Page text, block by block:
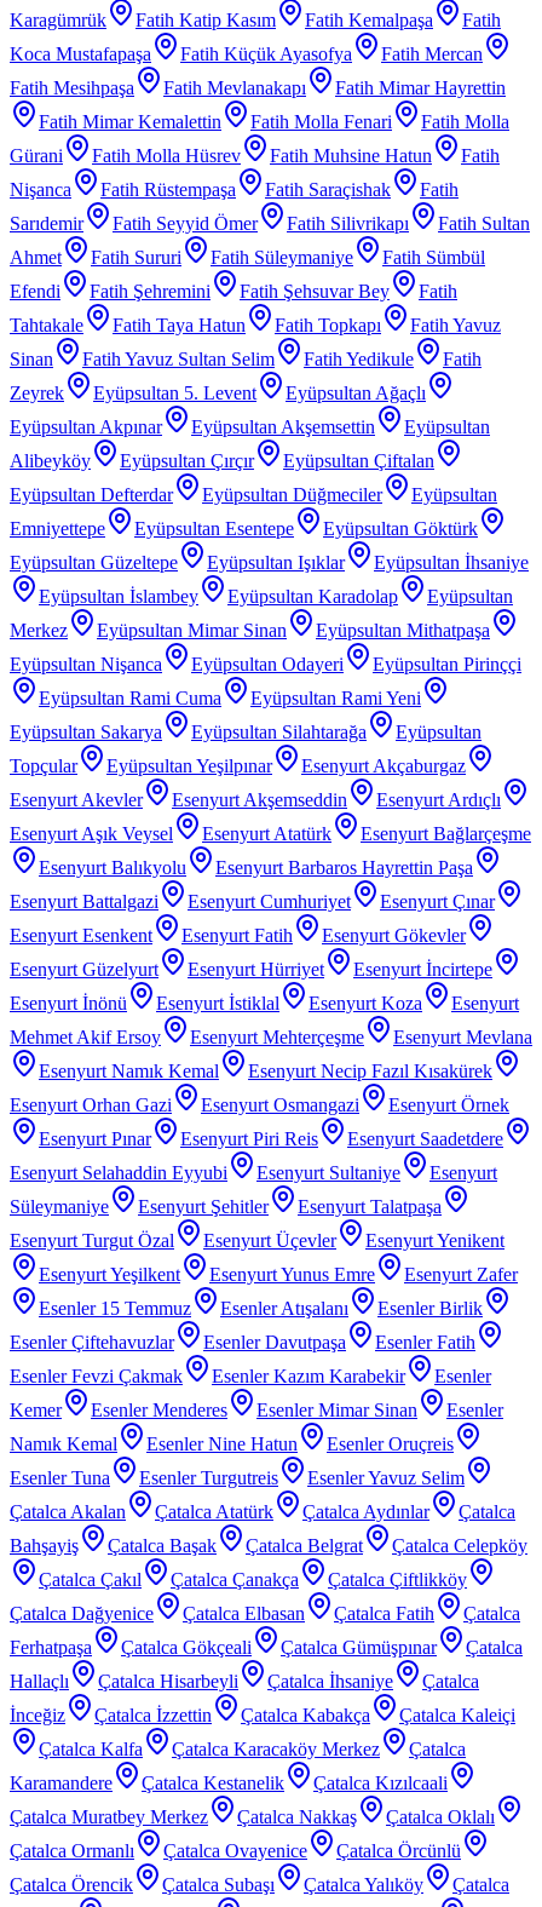
Karagümrük Fatih Katip Kasım Fatih Kemalpaşa
Fatih
Koca Mustafapaşa
Fatih Küçük Ayasofya
Fatih Mercan
Fatih Mesihpaşa
Fatih Mevlanakapı
Fatih Mimar Hayrettin
Fatih Mimar Kemalettin
Fatih Molla Fenari
Fatih Molla
Gürani
Fatih Molla Hüsrev Fatih Muhsine Hatun
Fatih
Nişanca
Fatih Rüstempaşa Fatih Saraçishak
Fatih
Sarıdemir
Fatih Seyyid Ömer Fatih Silivrikapı
Fatih Sultan
Ahmet
Fatih Sururi Fatih Süleymaniye
Fatih Sümbül
Efendi
Fatih Şehremini Fatih Şehsuvar Bey
Fatih
Tahtakale
Fatih Taya Hatun Fatih Topkapı
Fatih Yavuz
Sinan
Fatih Yavuz Sultan Selim Fatih Yedikule
Fatih
Zeyrek
Eyüpsultan 5. Levent
Eyüpsultan Ağaçlı
Eyüpsultan Akpınar
Eyüpsultan Akşemsettin
Eyüpsultan
Alibeyköy
Eyüpsultan Çırçır
Eyüpsultan Çiftalan
Eyüpsultan Defterdar
Eyüpsultan Düğmeciler
Eyüpsultan
Emniyettepe
Eyüpsultan Esentepe
Eyüpsultan Göktürk
Eyüpsultan Güzeltepe
Eyüpsultan Işıklar
Eyüpsultan İhsaniye
Eyüpsultan İslambey
Eyüpsultan Karadolap
Eyüpsultan
Merkez
Eyüpsultan Mimar Sinan
Eyüpsultan Mithatpaşa
Eyüpsultan Nişanca
Eyüpsultan Odayeri
Eyüpsultan Pirinççi
Eyüpsultan Rami Cuma
Eyüpsultan Rami Yeni
Eyüpsultan Sakarya
Eyüpsultan Silahtarağa
Eyüpsultan
Topçular
Eyüpsultan Yeşilpınar
Esenyurt Akçaburgaz
Esenyurt Akevler
Esenyurt Akşemseddin
Esenyurt Ardıçlı
Esenyurt Aşık Veysel
Esenyurt Atatürk
Esenyurt Bağlarçeşme
Esenyurt Balıkyolu
Esenyurt Barbaros Hayrettin Paşa
Esenyurt Battalgazi
Esenyurt Cumhuriyet
Esenyurt Çınar
Esenyurt Esenkent
Esenyurt Fatih
Esenyurt Gökevler
Esenyurt Güzelyurt
Esenyurt Hürriyet
Esenyurt İncirtepe
Esenyurt İnönü
Esenyurt İstiklal Esenyurt Koza
Esenyurt
Mehmet Akif Ersoy
Esenyurt Mehterçeşme
Esenyurt Mevlana
Esenyurt Namık Kemal
Esenyurt Necip Fazıl Kısakürek
Esenyurt Orhan Gazi
Esenyurt Osmangazi
Esenyurt Örnek
Esenyurt Pınar
Esenyurt Piri Reis
Esenyurt Saadetdere
Esenyurt Selahaddin Eyyubi
Esenyurt Sultaniye
Esenyurt
Süleymaniye
Esenyurt Şehitler
Esenyurt Talatpaşa
Esenyurt Turgut Özal
Esenyurt Üçevler
Esenyurt Yenikent
Esenyurt Yeşilkent
Esenyurt Yunus Emre
Esenyurt Zafer
Esenler 15 Temmuz
Esenler Atışalanı
Esenler Birlik
Esenler Çiftehavuzlar
Esenler Davutpaşa
Esenler Fatih
Esenler Fevzi Çakmak
Esenler Kazım Karabekir
Esenler
Kemer
Esenler Menderes Esenler Mimar Sinan
Esenler
Namık Kemal
Esenler Nine Hatun
Esenler Oruçreis
Esenler Tuna
Esenler Turgutreis
Esenler Yavuz Selim
Çatalca Akalan
Çatalca Atatürk Çatalca Aydınlar
Çatalca
Bahşayiş
Çatalca Başak Çatalca Belgrat
Çatalca Celepköy
Çatalca Çakıl
Çatalca Çanakça
Çatalca Çiftlikköy
Çatalca Dağyenice
Çatalca Elbasan Çatalca Fatih
Çatalca
Ferhatpaşa
Çatalca Gökçeali Çatalca Gümüşpınar
Çatalca
Hallaçlı
Çatalca Hisarbeyli Çatalca İhsaniye
Çatalca
İnceğiz
Çatalca İzzettin Çatalca Kabakça
Çatalca Kaleiçi
Çatalca Kalfa
Çatalca Karacaköy Merkez
Çatalca
Karamandere
Çatalca Kestanelik
Çatalca Kızılcaali
Çatalca Muratbey Merkez
Çatalca Nakkaş
Çatalca Oklalı
Çatalca Ormanlı
Çatalca Ovayenice
Çatalca Örcünlü
Çatalca Örencik
Çatalca Subaşı Çatalca Yalıköy
Çatalca